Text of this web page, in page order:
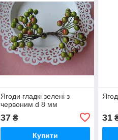
Ягоди гладкі зелені з
червоним d 8 мм
37₴
Купити
31